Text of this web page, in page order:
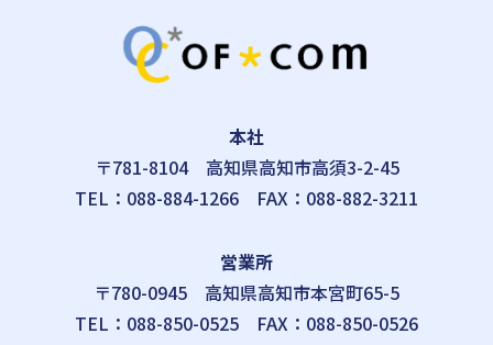
本社
〒781-8104 高知県高知市高須3-2-45
TEL： 088-884-1266 FAX：088-882-3211
営業所
〒780-0945 高知県高知市本宮町65-5
TEL： 088-850-0525 FAX：088-850-0526